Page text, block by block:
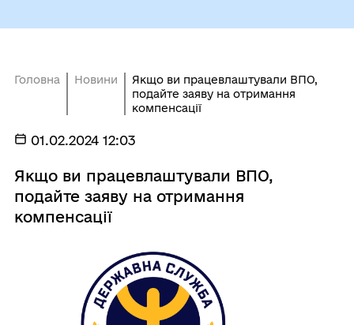
Головна Новини
Якщо ви працевлаштували ВПО,
подайте заяву на отримання
компенсації
01.02.2024 12:03
Якщо ви працевлаштували ВПО,
подайте заяву на отримання
компенсації